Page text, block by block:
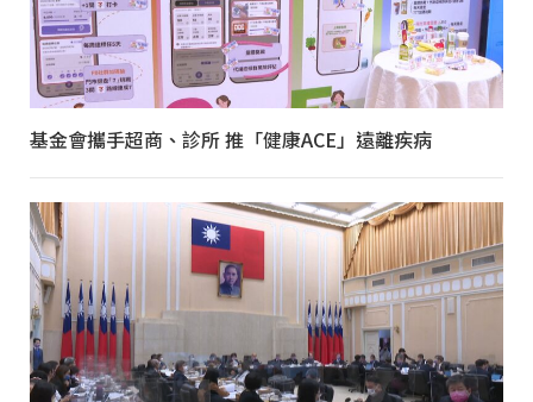
基金會攜手超商、診所 推「健康ACE」遠離疾病